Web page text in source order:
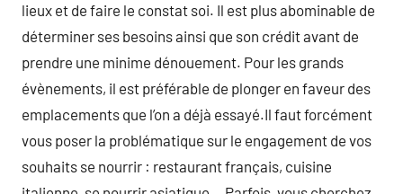
lieux et de faire le constat soi. Il est plus abominable de
déterminer ses besoins ainsi que son crédit avant de
prendre une minime dénouement. Pour les grands
évènements, il est préférable de plonger en faveur des
emplacements que l’on a déjà essayé.Il faut forcément
vous poser la problématique sur le engagement de vos
souhaits se nourrir : restaurant français, cuisine